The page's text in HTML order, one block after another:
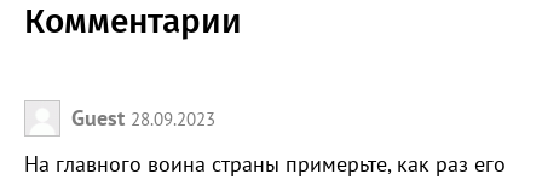
Комментарии
Guest 28.09.2023
На главного воина страны примерьте, как раз его